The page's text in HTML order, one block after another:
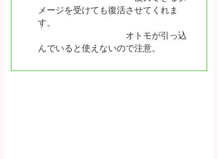
メージを受けても復活させてくれま
す。
オトモが引っ込
んでいると使えないので注意。